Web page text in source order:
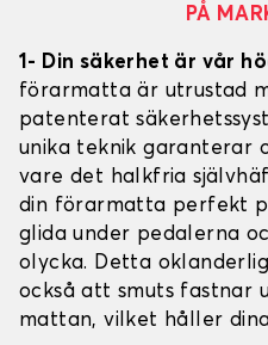
PÅ
1- Din säkerhet är vår
förarmatta är utrustad
patenterat
unika teknik garanterar
vare det halkfria
din förarmatta perfekt
glida under pedalerna
olycka. Detta
också att smuts fastnar
mattan, vilket håller